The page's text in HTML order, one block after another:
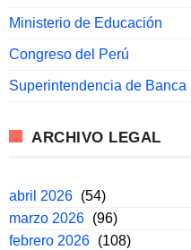
Ministerio de Educación
Congreso del Perú
Superintendencia de Banca
ARCHIVO LEGAL
abril 2026 (54)
marzo 2026 (96)
febrero 2026 (108)